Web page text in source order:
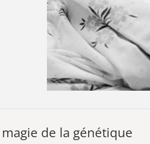
magie de la génétique